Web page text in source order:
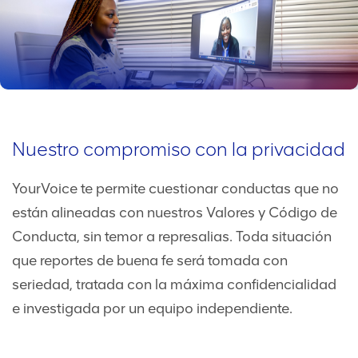
Nuestro compromiso con la privacidad
YourVoice te permite cuestionar conductas que no
están alineadas con nuestros Valores y Código de
Conducta, sin temor a represalias. Toda situación
que reportes de buena fe será tomada con
seriedad, tratada con la máxima confidencialidad
e investigada por un equipo independiente.